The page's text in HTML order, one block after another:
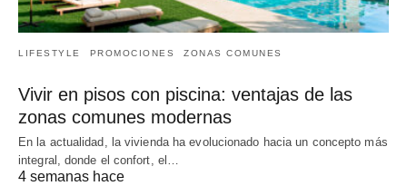
LIFESTYLE PROMOCIONES ZONAS COMUNES
Vivir en pisos con piscina: ventajas de las
zonas comunes modernas
En la actualidad, la vivienda ha evolucionado hacia un concepto más
integral, donde el confort, el…
4 semanas hace